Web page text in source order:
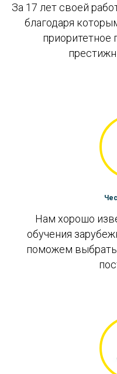
За 17 лет своей
благодаря
приоритетное
Нам хорошо
обучения
поможем